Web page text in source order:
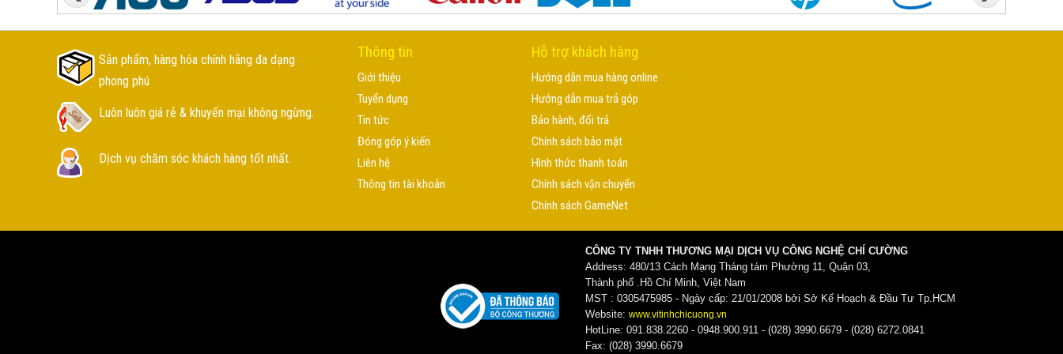
Sản phẩm, hàng hóa chính hãng đa dạng
phong phú
Luôn luôn giá rẻ & khuyến mại không ngừng.
Dịch vụ chăm sóc khách hàng tốt nhất.
Thông tin
Giới thiệu
Tuyển dụng
Tin tức
Đóng góp ý kiến
Liên hệ
Thông tin tài khoản
Hỗ trợ khách hàng
Hướng dẫn mua hàng online
Hướng dẫn mua trả góp
Bảo hành, đổi trả
Chính sách bảo mật
Hình thức thanh toán
Chính sách vận chuyển
Chính sách GameNet
CÔNG TY TNHH THƯƠNG MẠI DỊCH VỤ CÔNG NGHỆ CHÍ CƯỜNG
Address: 480/13 Cách Mạng Tháng tám Phường 11, Quận 03,
Thành phố .Hồ Chí Minh, Việt Nam
MST : 0305475985 - Ngày cấp: 21/01/2008 bởi Sở Kế Hoạch & Đầu Tư Tp.HCM
Website: www.vitinhchicuong.vn
HotLine: 091.838.2260 - 0948.900.911 - (028) 3990.6679 - (028) 6272.0841
Fax: (028) 3990.6679